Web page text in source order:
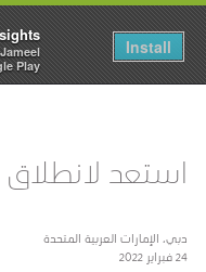
Play
Install
استعد لانطلاق
دبي، الإمارات العربية المتحدة
24 فبراير 2022